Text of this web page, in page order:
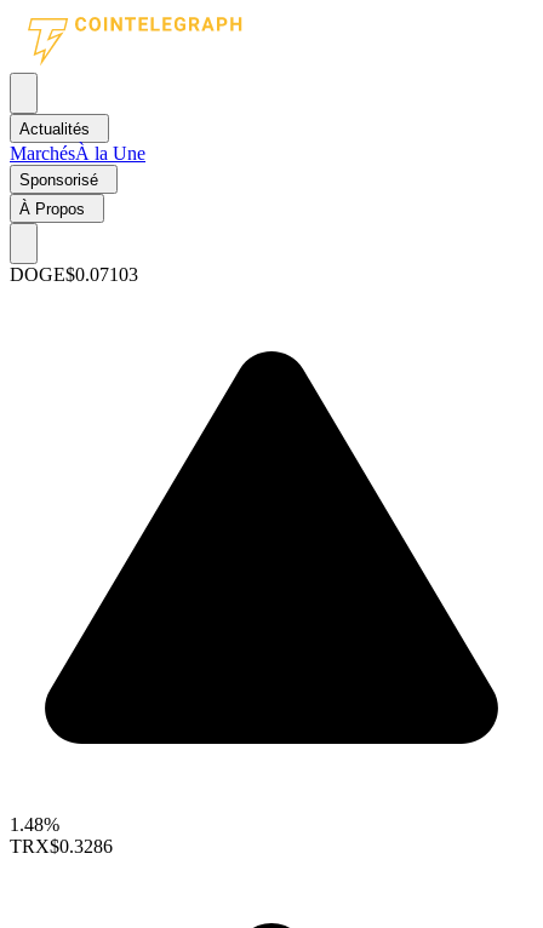
Actualités
MarchésÀ la Une
Sponsorisé
À Propos
DOGE$0.07103
1.48%
TRX$0.3286